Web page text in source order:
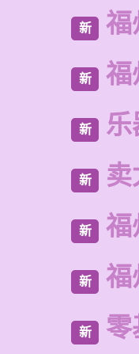
新 福
新 福
新 乐
新
新 福
新 福
新 零